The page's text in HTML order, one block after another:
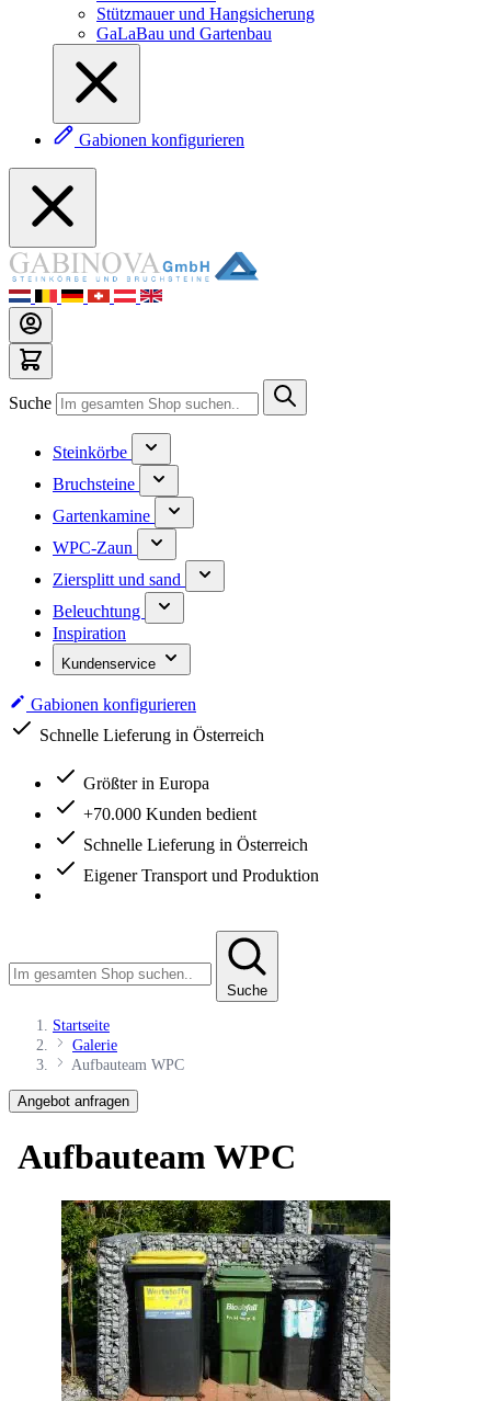
Stützmauer und Hangsicherung
GaLaBau und Gartenbau
Gabionen konfigurieren
Suche
Steinkörbe
Bruchsteine
Gartenkamine
WPC-Zaun
Ziersplitt und sand
Beleuchtung
Inspiration
Kundenservice
Gabionen konfigurieren
Schnelle Lieferung in Österreich
Größter in Europa
+70.000 Kunden bedient
Schnelle Lieferung in Österreich
Eigener Transport und Produktion
Suche
Startseite
Galerie
Aufbauteam WPC
Angebot anfragen
Aufbauteam WPC